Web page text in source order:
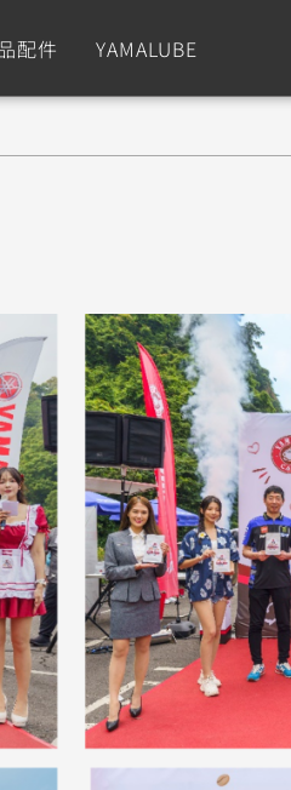
配件 YAMALUBE
550+
MT-07
550+
MT-15
150
Vinoora
125